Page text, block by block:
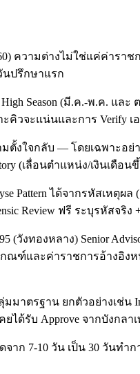
$60) ความต่างไม่ใช่แค่ค่า
นปรึกษาแรก
Season (มี.ค.-พ.ค. แ
ะคิวจะแน่นและการ Verify
งใจกลับ — โดยเฉพาะอย่
(เลื่อนตำแหน่ง/เงินเดือน
Pattern ได้จากรหัสเหตุ
Review ฟรี ระบุรหัสจริ
(วังทองหลาง) Senior
และค่าราชการอ้างอิงหนั
าตรฐาน ยกตัวอย่างเช่น
ได้รับ Approve จากบังกลา
ดจาก 7-10 วัน เป็น 30 วั